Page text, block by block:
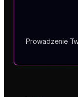
Prowadzenie